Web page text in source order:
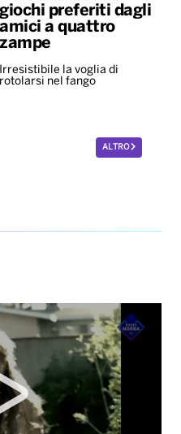
giochi preferiti dagli
amici a quattro
zampe
Irresistibile la voglia di
rotolarsi nel fango
ALTRO